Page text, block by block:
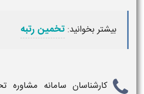
بیشتر بخوانید: تخمین رتبه
کارشناسان سامانه مشاوره